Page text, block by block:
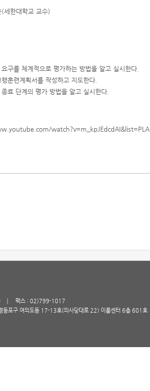
세한대학교 교수)
구를 체계적으로 평가하는 방법을 알고 실시한다.
훈련계획서를 작성하고 지도한다.
료 단계의 평가 방법을 알고 실시한다.​
팩스 : 02)799-1017
포구 여의도동 17-13호(의사당대로 22) 이룸센터 6층 601호